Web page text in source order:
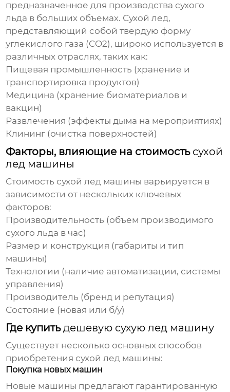
предназначенное для производства сухого
льда в больших объемах. Сухой лед,
представляющий собой твердую форму
углекислого газа (CO2), широко используется в
различных отраслях, таких как:
Пищевая промышленность (хранение и
транспортировка продуктов)
Медицина (хранение биоматериалов и
вакцин)
Развлечения (эффекты дыма на мероприятиях)
Клининг (очистка поверхностей)
Факторы, влияющие на стоимость сухой
лед машины
Стоимость сухой лед машины варьируется в
зависимости от нескольких ключевых
факторов:
Производительность (объем производимого
сухого льда в час)
Размер и конструкция (габариты и тип
машины)
Технологии (наличие автоматизации, системы
управления)
Производитель (бренд и репутация)
Состояние (новая или б/у)
Где купитьдешевую сухую лед машину
Существует несколько основных способов
приобретения сухой лед машины:
Покупка новых машин
Новые машины предлагают гарантированную